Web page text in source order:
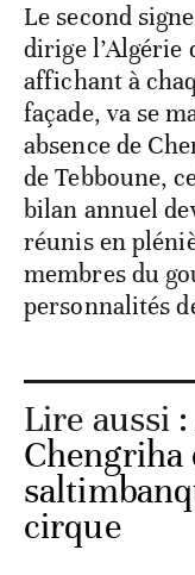
Le second
dirige l’Algérie
affichant à
façade, va se
absence de
de Tebboune,
bilan annuel
réunis en
membres du
personnalités
Lire aussi
Chengriha
cirque